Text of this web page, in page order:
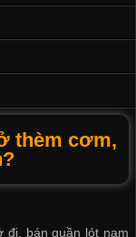
thèm cơm,
đi, bán quần lót nam